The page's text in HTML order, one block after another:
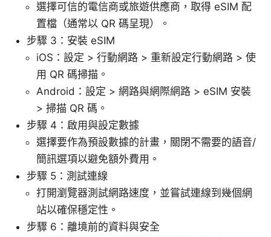
選擇可信的電信商或旅遊供應商，取得 eSIM 配
置檔（通常以 QR 碼呈現）。
步驟 3：安裝 eSIM
iOS：設定 > 行動網路 > 重新設定行動網路 > 使
用 QR 碼掃描。
Android：設定 > 網路與網際網路 > eSIM 安裝
> 掃描 QR 碼。
步驟 4：啟用與設定數據
選擇要作為預設數據的計畫，關閉不需要的語音/
簡訊選項以避免額外費用。
步驟 5：測試連線
打開瀏覽器測試網路速度，並嘗試連線到幾個網
站以確保穩定性。
步驟 6：離境前的資料與安全